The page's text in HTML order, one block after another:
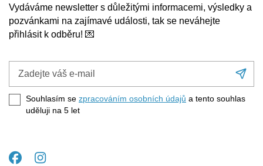
Vydáváme newsletter s důležitými informacemi, výsledky a
pozvánkami na zajímavé události, tak se neváhejte
přihlásit k odběru! 💌
e-
mail
Souhlasím se zpracováním osobních údajů a tento souhlas
uděluji na 5 let
Facebook
Instagram